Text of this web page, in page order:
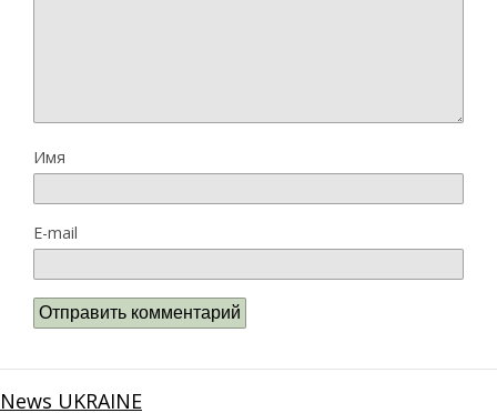
Имя
E-mail
News UKRAINE